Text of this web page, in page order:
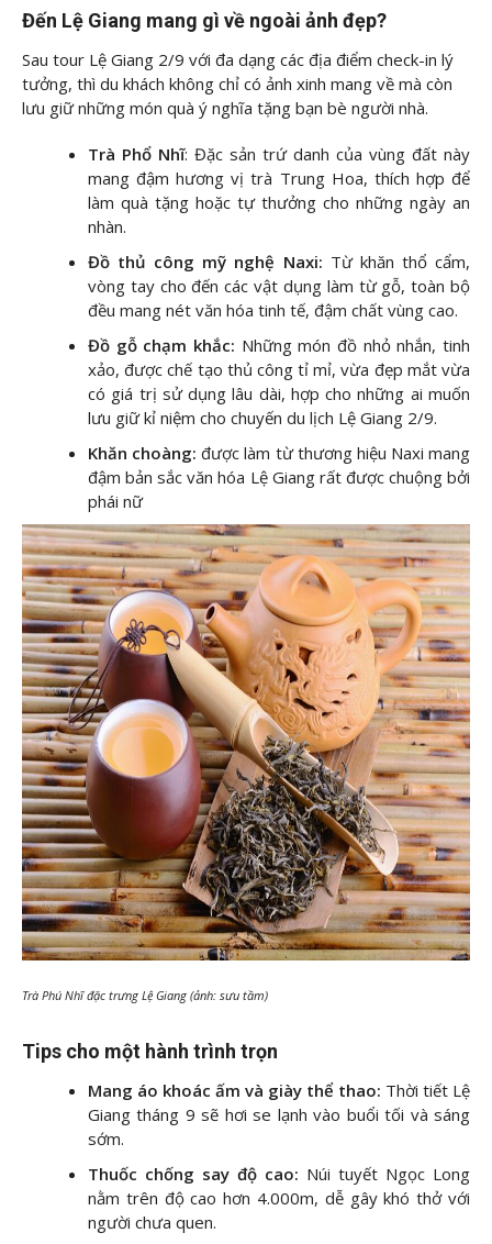
Đến Lệ Giang mang gì về ngoài ảnh đẹp?
Sau tour Lệ Giang 2/9 với đa dạng các địa điểm check-in lý
tưởng, thì du khách không chỉ có ảnh xinh mang về mà còn
lưu giữ những món quà ý nghĩa tặng bạn bè người nhà.
Trà Phổ Nhĩ: Đặc sản trứ danh của vùng đất này
mang đậm hương vị trà Trung Hoa, thích hợp để
làm quà tặng hoặc tự thưởng cho những ngày an
nhàn.
Đồ thủ công mỹ nghệ Naxi: Từ khăn thổ cẩm,
vòng tay cho đến các vật dụng làm từ gỗ, toàn bộ
đều mang nét văn hóa tinh tế, đậm chất vùng cao.
Đồ gỗ chạm khắc: Những món đồ nhỏ nhắn, tinh
xảo, được chế tạo thủ công tỉ mỉ, vừa đẹp mắt vừa
có giá trị sử dụng lâu dài, hợp cho những ai muốn
lưu giữ kỉ niệm cho chuyến du lịch Lệ Giang 2/9.
Khăn choàng: được làm từ thương hiệu Naxi mang
đậm bản sắc văn hóa Lệ Giang rất được chuộng bởi
phái nữ
Trà Phú Nhĩ đặc trưng Lệ Giang (ảnh: sưu tầm)
Tips cho một hành trình trọn
Mang áo khoác ấm và giày thể thao: Thời tiết Lệ
Giang tháng 9 sẽ hơi se lạnh vào buổi tối và sáng
sớm.
Thuốc chống say độ cao: Núi tuyết Ngọc Long
nằm trên độ cao hơn 4.000m, dễ gây khó thở với
người chưa quen.